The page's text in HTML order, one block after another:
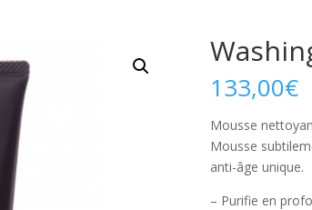
133,00€
Mousse
Mousse
anti-âge unique.
– Purifie en